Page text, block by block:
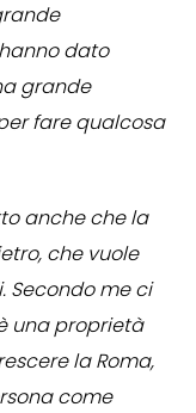
dato
grande
fare qualcosa
anche che la
che vuole
me ci
una proprietà
la Roma,
come